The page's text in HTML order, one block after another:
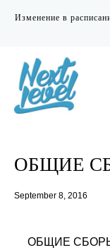
Изменение в
ОБЩИЕ
September 8, 2016
ОБЩИЕ